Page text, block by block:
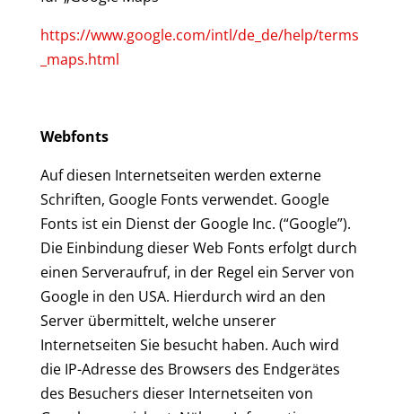
https://www.google.com/intl/de_de/help/terms
_maps.html
Webfonts
Auf diesen Internetseiten werden externe
Schriften, Google Fonts verwendet. Google
Fonts ist ein Dienst der Google Inc. (“Google”).
Die Einbindung dieser Web Fonts erfolgt durch
einen Serveraufruf, in der Regel ein Server von
Google in den USA. Hierdurch wird an den
Server übermittelt, welche unserer
Internetseiten Sie besucht haben. Auch wird
die IP-Adresse des Browsers des Endgerätes
des Besuchers dieser Internetseiten von